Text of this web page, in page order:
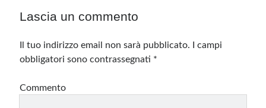
Lascia un commento
Il tuo indirizzo email non sarà pubblicato.
I campi
obbligatori sono contrassegnati *
Commento